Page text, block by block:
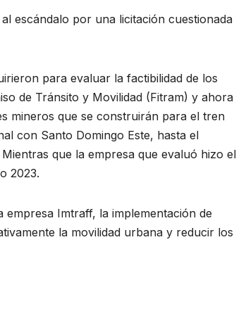
escándalo por una licitación cuestionada
para evaluar la factibilidad de los
de Tránsito y Movilidad (Fitram) y ahora
mineros que se construirán para el tren
con Santo Domingo Este, hasta el
que la empresa que evaluó hizo el
2023.
Imtraff, la implementación de
la movilidad urbana y reducir los